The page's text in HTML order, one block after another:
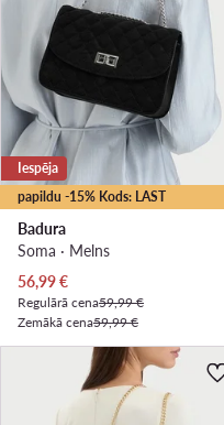
papildu -15% Kods: LAST
Iespēja
Badura
Soma · Melns
Pašreizējā cena
56,99€
Regulārā cena59,99 €
Zemākā cena59,99 €